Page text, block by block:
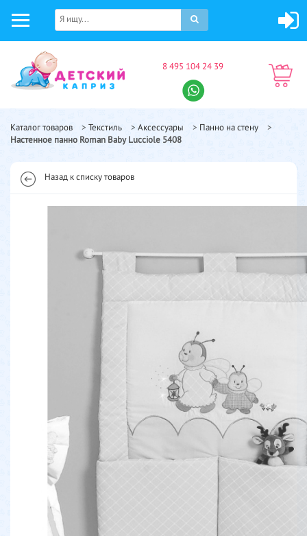
8 495 104 24 39
Каталог товаров > Текстиль > Аксессуары > Панно на стену
>
Настенное панно Roman Baby Lucciole 5408
Назад к списку товаров